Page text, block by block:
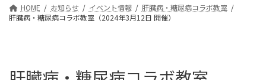
HOME お知らせ イベント情報
肝臓病・糖尿病コラボ教室
肝臓病・糖尿病コラボ教室（2024年3月12日 開催）